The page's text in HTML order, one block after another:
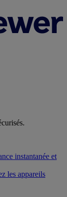
instantanée et
les appareils